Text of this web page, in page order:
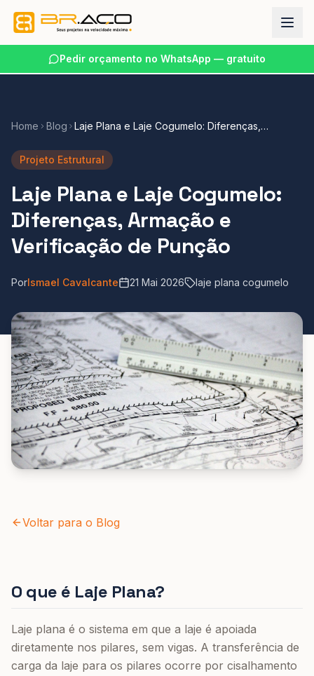
Pedir orçamento no WhatsApp — gratuito
Home Blog
Laje Plana e Laje Cogumelo: Diferenças,
Projeto Estrutural
Laje Plana e Laje Cogumelo:
Diferenças, Armação e
Verificação de Punção
PorIsmael Cavalcante 21 Mai 2026 laje plana cogumelo
Voltar para o Blog
O que é Laje Plana?
Laje plana é o sistema em que a laje é apoiada
diretamente nos pilares, sem vigas. A transferência de
carga da laje para os pilares ocorre por cisalhamento